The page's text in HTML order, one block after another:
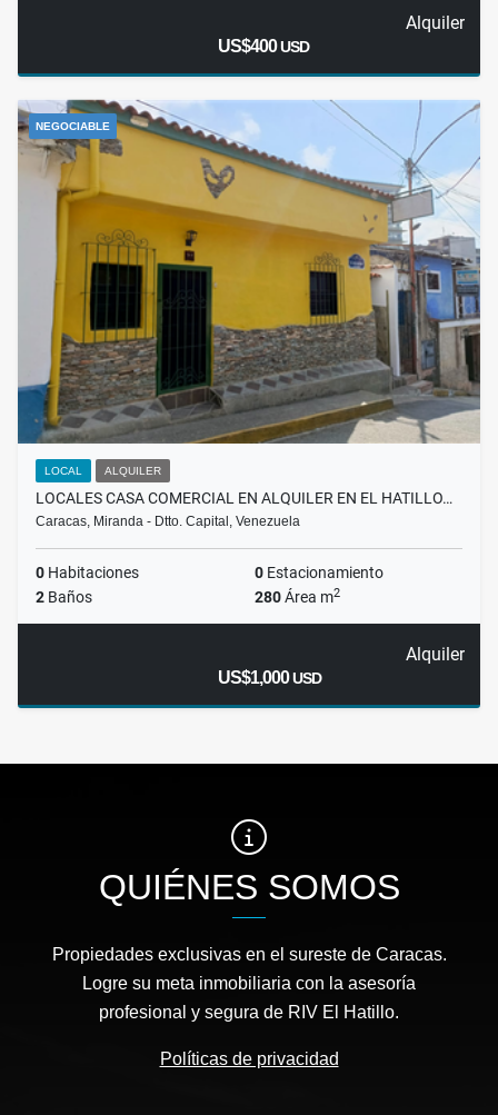
Alquiler
US$400USD
NEGOCIABLE
LOCAL ALQUILER
LOCALES CASA COMERCIAL EN ALQUILER EN EL HATILLO…
Caracas, Miranda - Dtto. Capital, Venezuela
0 Habitaciones 0 Estacionamiento
2 Baños 280Área m2
Alquiler
US$1,000USD
QUIÉNES SOMOS
Propiedades exclusivas en el sureste de Caracas.
Logre su meta inmobiliaria con la asesoría
profesional y segura de RIV El Hatillo.
Políticas de privacidad